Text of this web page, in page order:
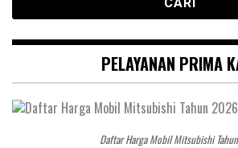
PELAYANAN PRIMA
Daftar Harga Mobil Mitsubishi